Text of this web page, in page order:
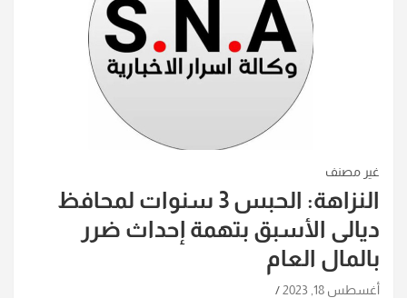
غير مصنف
النزاهة: الحبس 3 سنوات لمحافظ
ديالى الأسبق بتهمة إحداث ضرر
بالمال العام
أغسطس 18, 2023